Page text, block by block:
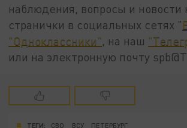
наблюдения, вопросы и новости
странички в социальных сетях "
"Одноклассники", на наш
или на электронную почту
ТЕГИ: СВО ВСУ ПЕТЕРБУРГ